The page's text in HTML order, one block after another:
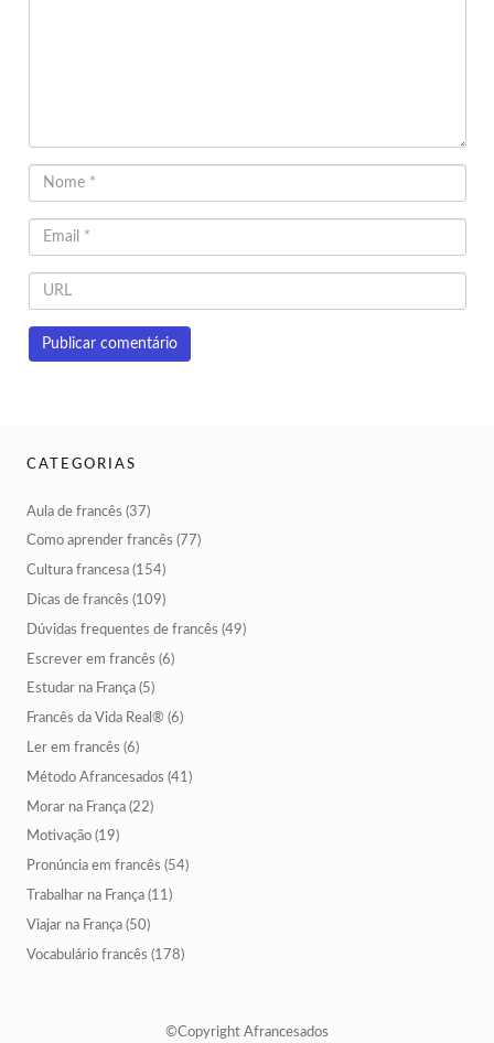
CATEGORIAS
Aula de francês (37)
Como aprender francês (77)
Cultura francesa (154)
Dicas de francês (109)
Dúvidas frequentes de francês (49)
Escrever em francês (6)
Estudar na França (5)
Francês da Vida Real® (6)
Ler em francês (6)
Método Afrancesados (41)
Morar na França (22)
Motivação (19)
Pronúncia em francês (54)
Trabalhar na França (11)
Viajar na França (50)
Vocabulário francês (178)
©Copyright Afrancesados